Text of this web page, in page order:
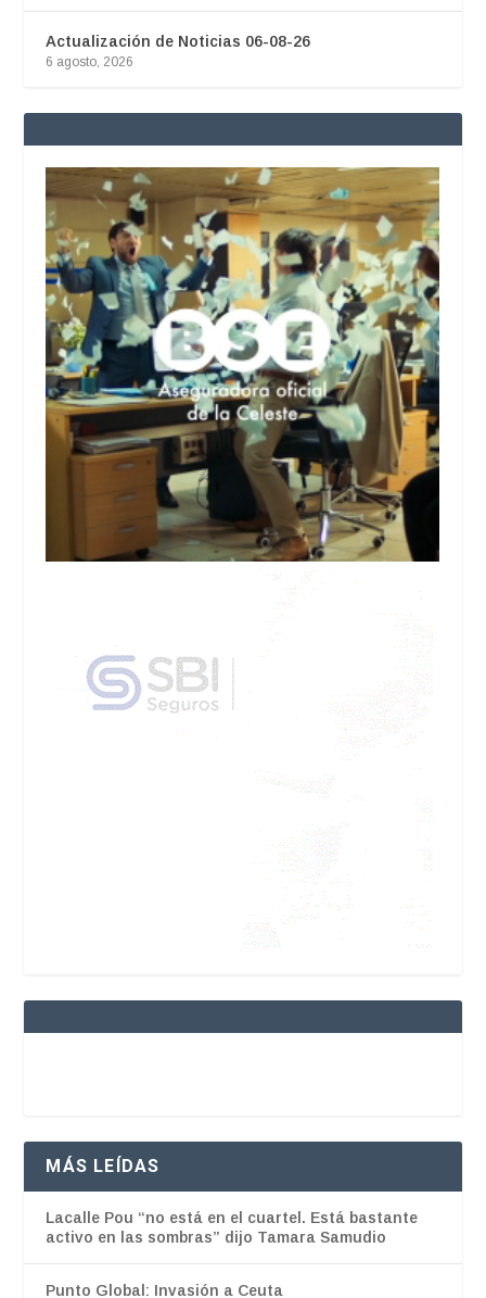
Actualización de Noticias 06-08-26
6 agosto, 2026
MÁS LEÍDAS
Lacalle Pou “no está en el cuartel. Está bastante
activo en las sombras” dijo Tamara Samudio
Punto Global: Invasión a Ceuta